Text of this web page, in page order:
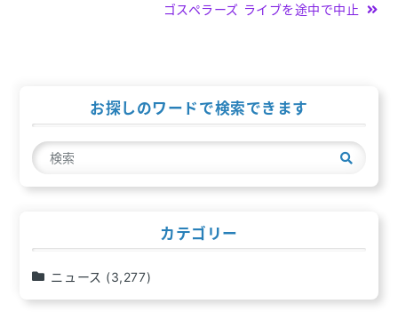
ー
シ
ョ
ゴスペラーズ ライブを途中で中止
お探しのワードで検索できます
検
索
カテゴリー
ニュース (3,277)